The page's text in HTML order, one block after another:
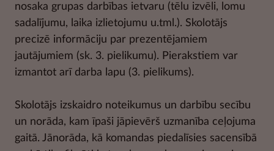
nosaka grupas darbības ietvaru (tēlu izvēli, lomu
sadalījumu, laika izlietojumu u.tml.). Skolotājs
precizē informāciju par prezentējamiem
jautājumiem (sk. 3. pielikumu). Pierakstiem var
izmantot arī darba lapu (3. pielikums).
Skolotājs izskaidro noteikumus un darbību secību
un norāda, kam īpaši jāpievērš uzmanība ceļojuma
gaitā. Jānorāda, kā komandas piedalīsies sacensībā